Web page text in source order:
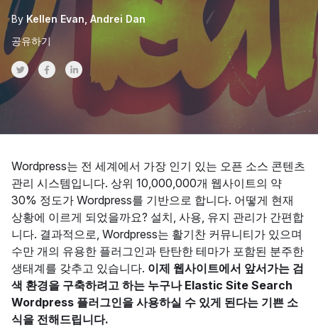
By Kellen Evan Andrei Dan
공유하기
Share on Twitter
Share on Facebook
Share on LinkedInr
Wordpress는 전 세계에서 가장 인기 있는 오픈 소스 콘텐츠
관리 시스템입니다. 상위 10,000,000개 웹사이트의 약
30% 정도가 Wordpress를 기반으로 합니다. 어떻게 현재
상황에 이르게 되었을까요? 설치, 사용, 유지 관리가 간편합
니다. 결과적으로, Wordpress는 활기찬 커뮤니티가 있으며
수만 개의 유용한 플러그인과 탄탄한 테마가 포함된 분주한
생태계를 갖추고 있습니다. 이제 웹사이트에서 앞서가는 검
색 환경을 구축하려고 하는 누구나 Elastic Site Search
Wordpress 플러그인을 사용하실 수 있게 된다는 기쁜 소
식을 전해드립니다.